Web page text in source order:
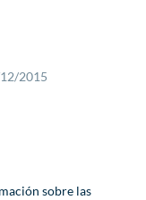
2015
sobre las